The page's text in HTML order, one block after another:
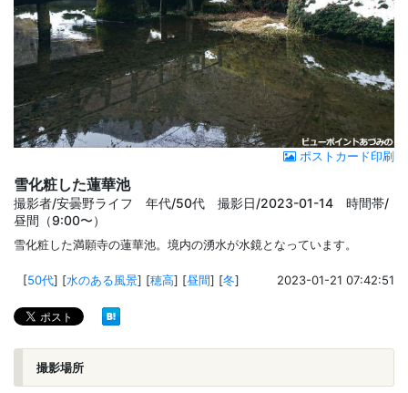
ポストカード印刷
雪化粧した蓮華池
撮影者/安曇野ライフ 年代/50代 撮影日/2023-01-14 時間帯/
昼間（9:00〜）
雪化粧した満願寺の蓮華池。境内の湧水が水鏡となっています。
[50代] [水のある風景] [穂高] [昼間] [冬] 2023-01-21 07:42:51
撮影場所